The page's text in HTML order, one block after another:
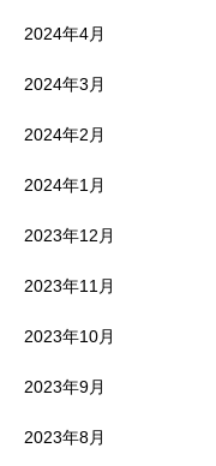
2024年4月
2024年3月
2024年2月
2024年1月
2023年12月
2023年11月
2023年10月
2023年9月
2023年8月